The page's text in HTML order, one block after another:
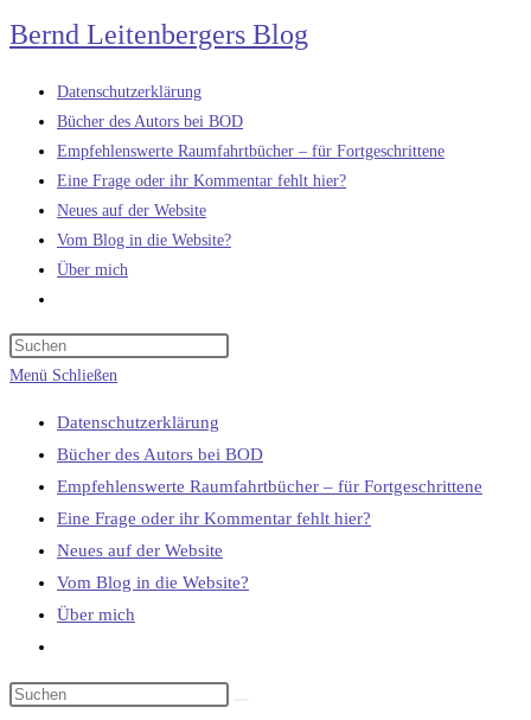
Zum
Inhalt
springen
Bernd Leitenbergers Blog
Datenschutzerklärung
Bücher des Autors bei BOD
Empfehlenswerte Raumfahrtbücher – für Fortgeschrittene
Eine Frage oder ihr Kommentar fehlt hier?
Neues auf der Website
Vom Blog in die Website?
Über mich
umschalten
Menü Schließen
Datenschutzerklärung
Bücher des Autors bei BOD
Empfehlenswerte Raumfahrtbücher – für Fortgeschrittene
Eine Frage oder ihr Kommentar fehlt hier?
Neues auf der Website
Vom Blog in die Website?
Über mich
umschalten